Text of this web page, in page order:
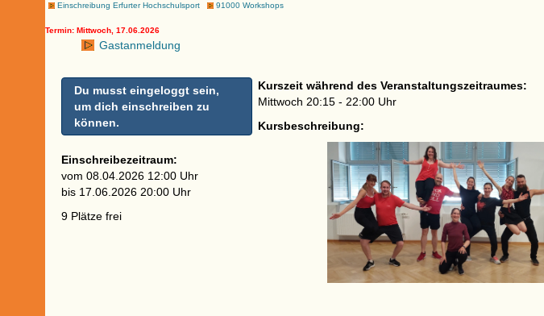
Einschreibung Erfurter Hochschulsport 91000 Workshops
Termin: Mittwoch, 17.06.2026
Gastanmeldung
Du musst eingeloggt sein,
um dich einschreiben zu
können.
Einschreibezeitraum:
vom 08.04.2026 12:00 Uhr
bis 17.06.2026 20:00 Uhr
9 Plätze frei
Kurszeit während des Veranstaltungszeitraumes:
Mittwoch 20:15 - 22:00 Uhr
Kursbeschreibung: